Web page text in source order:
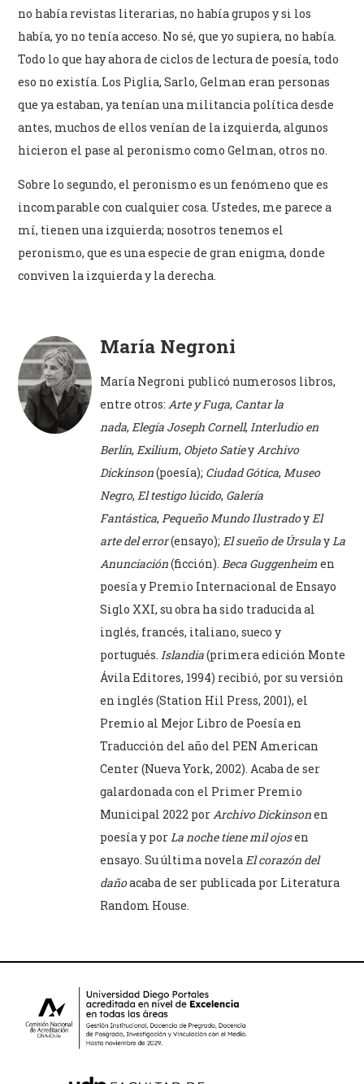
no había revistas literarias, no había grupos y si los
había, yo no tenía acceso. No sé, que yo supiera, no había.
Todo lo que hay ahora de ciclos de lectura de poesía, todo
eso no existía. Los Piglia, Sarlo, Gelman eran personas
que ya estaban, ya tenían una militancia política desde
antes, muchos de ellos venían de la izquierda, algunos
hicieron el pase al peronismo como Gelman, otros no.
Sobre lo segundo, el peronismo es un fenómeno que es
incomparable con cualquier cosa. Ustedes, me parece a
mí, tienen una izquierda; nosotros tenemos el
peronismo, que es una especie de gran enigma, donde
conviven la izquierda y la derecha.
María Negroni
María Negroni publicó numerosos libros,
entre otros:Arte y Fuga, Cantar la
nada,Elegía Joseph Cornell,Interludio en
Berlín,Exilium, Objeto SatieyArchivo
Dickinson(poesía); Ciudad Gótica,Museo
Negro,El testigo lúcido, Galería
Fantástica,Pequeño Mundo IlustradoyEl
arte del error(ensayo);El sueño de ÚrsulayLa
Anunciación(ficción).Beca Guggenheimen
poesía y Premio Internacional de Ensayo
Siglo XXI, su obra ha sido traducida al
inglés, francés, italiano, sueco y
portugués.Islandia(primera edición Monte
Ávila Editores, 1994) recibió, por su versión
en inglés (Station Hil Press, 2001), el
Premio al Mejor Libro de Poesía en
Traducción del año del PEN American
Center (Nueva York, 2002). Acaba de ser
galardonada con el Primer Premio
Municipal 2022 porArchivo Dickinsonen
poesía y porLa noche tiene mil ojosen
ensayo. Su última novelaEl corazón del
dañoacaba de ser publicada por Literatura
Random House.